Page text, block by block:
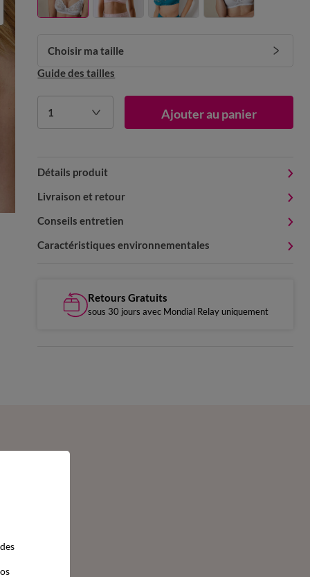
Choisir ma taille
Guide des tailles
1 Ajouter au panier
Détails produit
Livraison et retour
Conseils entretien
Caractéristiques environnementales
Retours Gratuits
sous 30 jours avec Mondial Relay uniquement